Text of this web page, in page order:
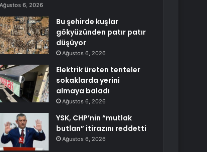
Ağustos 6, 2026
Bu şehirde kuşlar
gökyüzünden patır patır
düşüyor
Ağustos 6, 2026
Elektrik üreten tenteler
sokaklarda yerini
almaya baladı
Ağustos 6, 2026
YSK, CHP’nin “mutlak
butlan” itirazını reddetti
Ağustos 6, 2026